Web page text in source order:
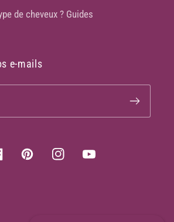
de cheveux ? Guides
e-mails
PinterestInstagramYouTube